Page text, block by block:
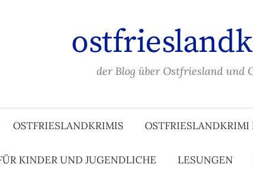
der Blog über Ostfriesland und
OSTFRIESLANDKRIMIS OSTFRIESLANDKRIMI
KINDER UND JUGENDLICHE LESUNGEN